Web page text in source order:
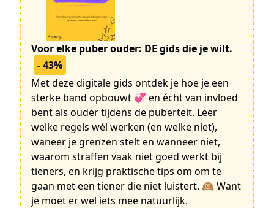
Voor elke puber ouder: DE gids die je wilt.
- 43%
Met deze digitale gids ontdek je hoe je een
sterke band opbouwt 💞 en écht van invloed
bent als ouder tijdens de puberteit. Leer
welke regels wél werken (en welke niet),
waneer je grenzen stelt en wanneer niet,
waarom straffen vaak niet goed werkt bij
tieners, en krijg praktische tips om om te
gaan met een tiener die niet luistert. 🙉 Want
je moet er wel iets mee natuurlijk.